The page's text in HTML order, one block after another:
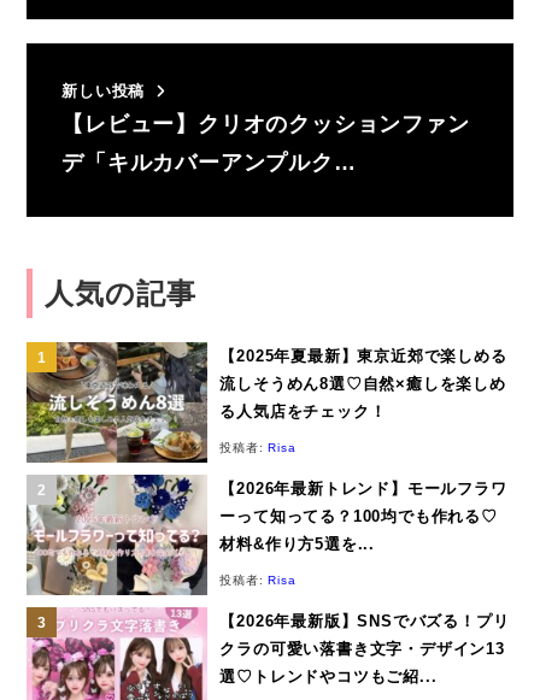
新しい投稿
【レビュー】クリオのクッションファン
デ「キルカバーアンプルク…
人気の記事
【2025年夏最新】東京近郊で楽しめる
流しそうめん8選♡自然×癒しを楽しめ
る人気店をチェック！
投稿者:Risa
【2026年最新トレンド】モールフラワ
ーって知ってる？100均でも作れる♡
材料&作り方5選を...
投稿者:Risa
【2026年最新版】SNSでバズる！プリ
クラの可愛い落書き文字・デザイン13
選♡トレンドやコツもご紹...